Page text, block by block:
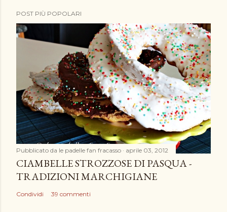
o
s
o
m
m
e
n
t
o
POST PIÙ POPOLARI
Pubblicato da le padelle fan fracasso aprile 03, 2012
CIAMBELLE STROZZOSE DI PASQUA -
TRADIZIONI MARCHIGIANE
Condividi 39 commenti